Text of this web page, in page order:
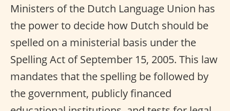
Ministers of the Dutch Language Union has
the power to decide how Dutch should be
spelled on a ministerial basis under the
Spelling Act of September 15, 2005. This law
mandates that the spelling be followed by
the government, publicly financed